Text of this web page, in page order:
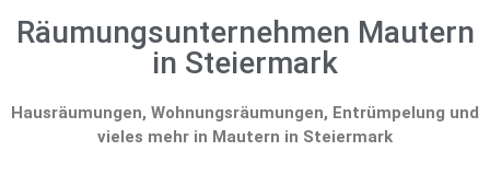
Räumungsunternehmen Mautern
in Steiermark
Hausräumungen, Wohnungsräumungen, Entrümpelung und
vieles mehr in Mautern in Steiermark